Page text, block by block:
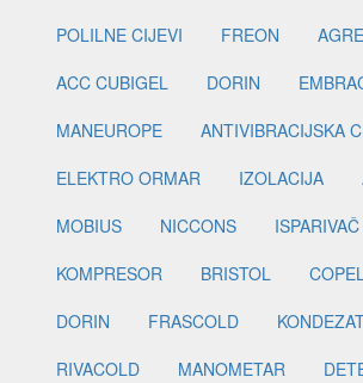
POLILNE CIJEVI
FREON
ACC CUBIGEL
DORIN
MANEUROPE
ANTIVIBRACIJSKA
ELEKTRO ORMAR
IZOLACIJA
MOBIUS
NICCONS ISPARIVAČ
KOMPRESOR
BRISTOL
DORIN
FRASCOLD
RIVACOLD
MANOMETAR